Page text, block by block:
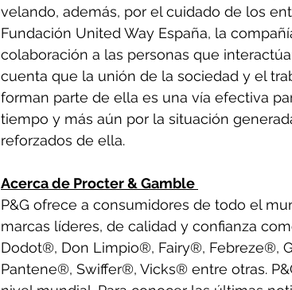
velando, además, por el cuidado de los
Fundación United Way España, la
colaboración a las personas que
cuenta que la unión de la sociedad y el
forman parte de ella es una vía efectiva
tiempo y más aún por la situación
reforzados de ella.
Acerca de Procter & Gamble
P&G ofrece a consumidores de todo el
marcas líderes, de calidad y confianza
Dodot®, Don Limpio®, Fairy®, Febreze®,
Pantene®, Swiffer®, Vicks® entre otras.